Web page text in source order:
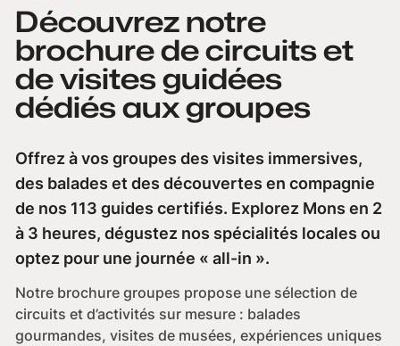
Découvrez notre
brochure de circuits et
de visites guidées
dédiés aux groupes
Offrez à vos groupes des visites immersives,
des balades et des découvertes en compagnie
de nos 113 guides certifiés. Explorez Mons en 2
à 3 heures, dégustez nos spécialités locales ou
optez pour une journée « all-in ».
Notre brochure groupes propose une sélection de
circuits et d’activités sur mesure : balades
gourmandes, visites de musées, expériences uniques